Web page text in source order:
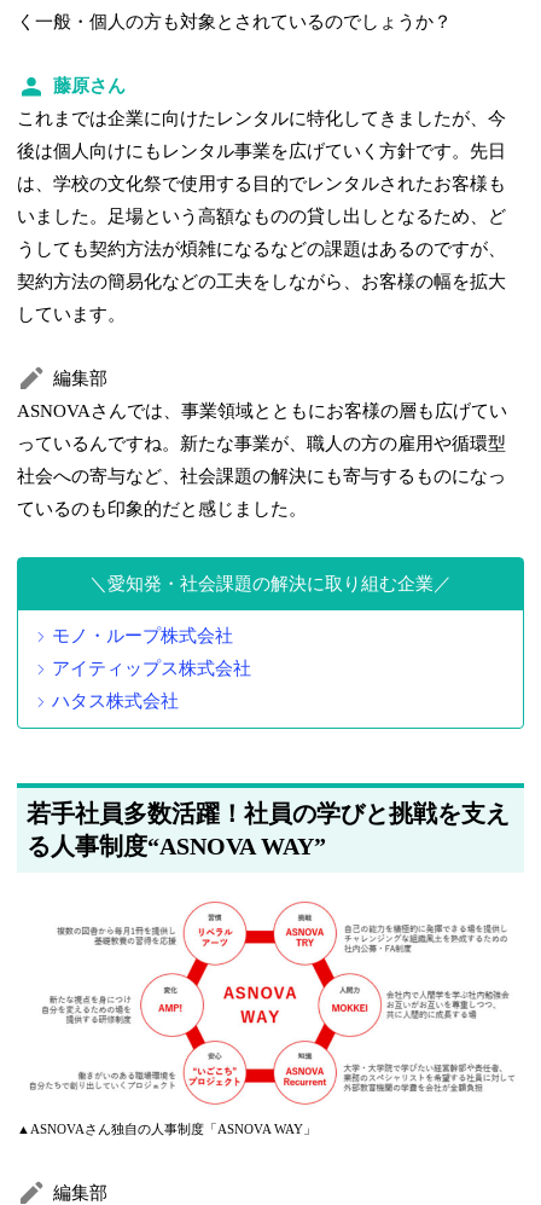
く一般・個人の方も対象とされているのでしょうか？
藤原さん
これまでは企業に向けたレンタルに特化してきましたが、今
後は個人向けにもレンタル事業を広げていく方針です。先日
は、学校の文化祭で使用する目的でレンタルされたお客様も
いました。足場という高額なものの貸し出しとなるため、ど
うしても契約方法が煩雑になるなどの課題はあるのですが、
契約方法の簡易化などの工夫をしながら、お客様の幅を拡大
しています。
編集部
ASNOVAさんでは、事業領域とともにお客様の層も広げてい
っているんですね。新たな事業が、職人の方の雇用や循環型
社会への寄与など、社会課題の解決にも寄与するものになっ
ているのも印象的だと感じました。
愛知発・社会課題の解決に取り組む企業
モノ・ループ株式会社
アイティップス株式会社
ハタス株式会社
若手社員多数活躍！社員の学びと挑戦を支え
る人事制度“ASNOVA WAY”
▲ASNOVAさん独自の人事制度「ASNOVA WAY」
編集部